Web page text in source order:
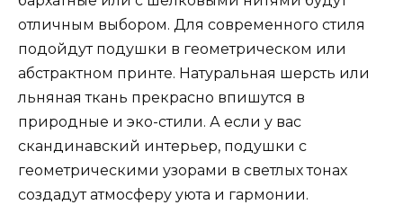
отличным выбором. Для современного стиля
подойдут подушки в геометрическом или
абстрактном принте. Натуральная шерсть или
льняная ткань прекрасно впишутся в
природные и эко-стили. А если у вас
скандинавский интерьер, подушки с
геометрическими узорами в светлых тонах
создадут атмосферу уюта и гармонии.